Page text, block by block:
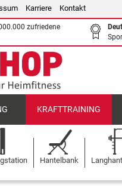
Karriere Kontakt
zufriedene
KRAFTTRAINING
Hantelbank